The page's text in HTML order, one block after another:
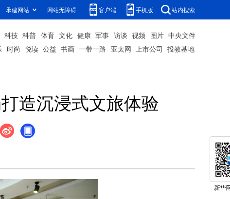
承建网站 网站无障碍 客户端 手机版 站内搜索
科技 科普 体育 文化 健康 军事 访谈 视频 图片 中央文件
时尚 悦读 公益 书画 一带一路 亚太网 上市公司 投教基地
造沉浸式文旅体验